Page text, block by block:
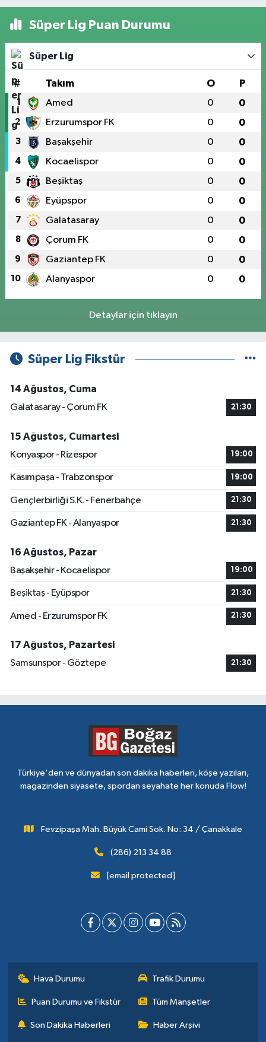
Süper Lig Puan Durumu
Süper Lig
# Takım O P
1 Amed 0 0
2 Erzurumspor FK 0 0
3 Başakşehir 0 0
4 Kocaelispor 0 0
5 Beşiktaş 0 0
6 Eyüpspor 0 0
7 Galatasaray 0 0
8 Çorum FK 0 0
9 Gaziantep FK 0 0
10 Alanyaspor 0 0
Detaylar için tıklayın
Süper Lig Fikstür
14 Ağustos, Cuma
Galatasaray - Çorum FK
21:30
15 Ağustos, Cumartesi
Konyaspor - Rizespor
19:00
Kasımpaşa - Trabzonspor 19:00
Gençlerbirliği S.K. - Fenerbahçe 21:30
Gaziantep FK - Alanyaspor 21:30
16 Ağustos, Pazar
Başakşehir - Kocaelispor
19:00
Beşiktaş - Eyüpspor 21:30
Amed - Erzurumspor FK 21:30
17 Ağustos, Pazartesi
Samsunspor - Göztepe
21:30
Türkiye'den ve dünyadan son dakika haberleri, köşe yazıları,
magazinden siyasete, spordan seyahate her konuda Flow!
Fevzipaşa Mah. Büyük Cami Sok. No: 34 / Çanakkale
(286) 213 34 88
[email protected]
Hava Durumu Trafik Durumu
Puan Durumu ve Fikstür Tüm Manşetler
Son Dakika Haberleri Haber Arşivi